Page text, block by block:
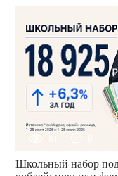
Школьный набор